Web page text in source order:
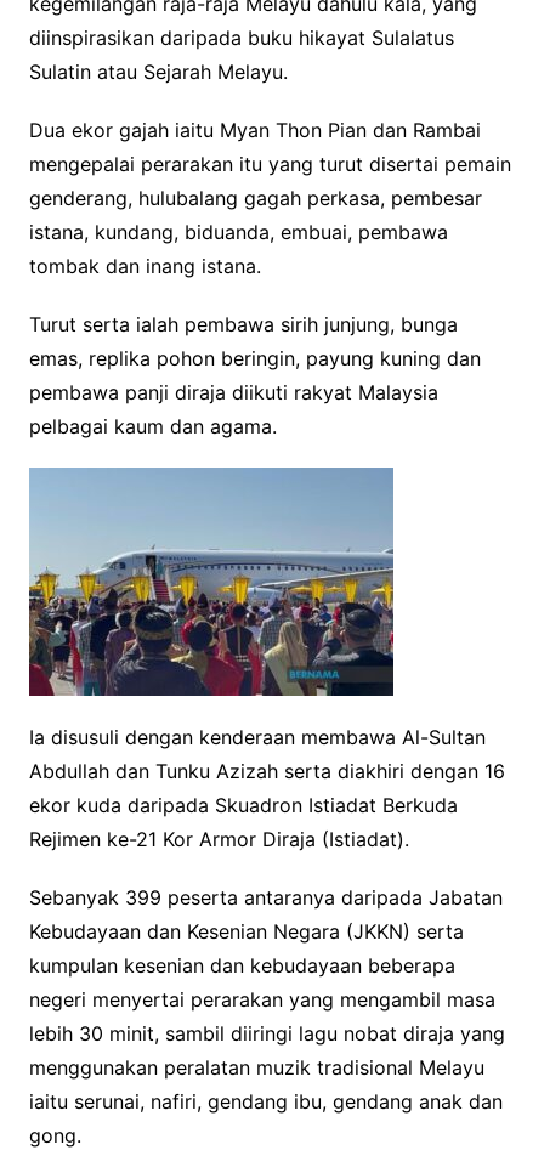
diinspirasikan daripada buku hikayat Sulalatus
Sulatin atau Sejarah Melayu.
Dua ekor gajah iaitu Myan Thon Pian dan Rambai
mengepalai perarakan itu yang turut disertai pemain
genderang, hulubalang gagah perkasa, pembesar
istana, kundang, biduanda, embuai, pembawa
tombak dan inang istana.
Turut serta ialah pembawa sirih junjung, bunga
emas, replika pohon beringin, payung kuning dan
pembawa panji diraja diikuti rakyat Malaysia
pelbagai kaum dan agama.
Ia disusuli dengan kenderaan membawa Al-Sultan
Abdullah dan Tunku Azizah serta diakhiri dengan 16
ekor kuda daripada Skuadron Istiadat Berkuda
Rejimen ke-21 Kor Armor Diraja (Istiadat).
Sebanyak 399 peserta antaranya daripada Jabatan
Kebudayaan dan Kesenian Negara (JKKN) serta
kumpulan kesenian dan kebudayaan beberapa
negeri menyertai perarakan yang mengambil masa
lebih 30 minit, sambil diiringi lagu nobat diraja yang
menggunakan peralatan muzik tradisional Melayu
iaitu serunai, nafiri, gendang ibu, gendang anak dan
gong.